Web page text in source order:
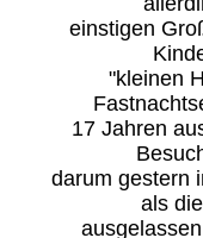
einstigen
"kleinen
17 Jahren
darum gestern
als